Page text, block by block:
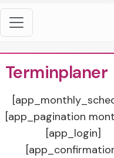
Terminplaner
[app_pagination
[app_login]